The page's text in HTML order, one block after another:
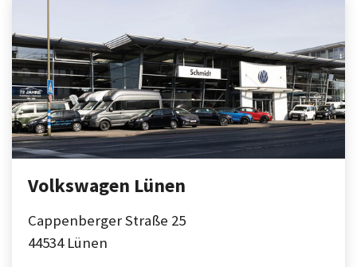
Volkswagen Lünen
Cappenberger Straße 25
44534 Lünen